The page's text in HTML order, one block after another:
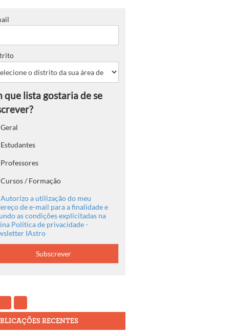
Geral
Estudantes
Professores
Cursos / Formação
Autorizo a utilização do meu
de e-mail para a finalidade e
as condições explicitadas na
Política de privacidade -
IAstro
RECENTES